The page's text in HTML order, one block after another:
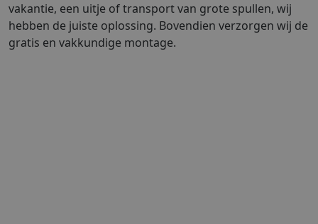
vakantie, een uitje of transport van grote spullen, wij
hebben de juiste oplossing. Bovendien verzorgen wij de
gratis en vakkundige montage.